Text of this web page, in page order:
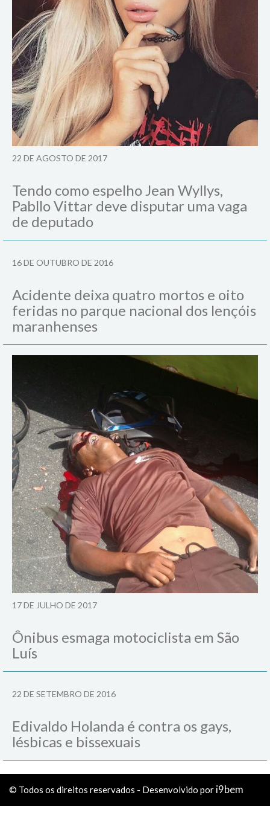
22 DE AGOSTO DE 2017
Tendo como espelho Jean Wyllys,
Pabllo Vittar deve disputar uma vaga
de deputado
16 DE OUTUBRO DE 2016
Acidente deixa quatro mortos e oito
feridas no parque nacional dos lençóis
maranhenses
17 DE JULHO DE 2017
Ônibus esmaga motociclista em São
Luís
22 DE SETEMBRO DE 2016
Edivaldo Holanda é contra os gays,
lésbicas e bissexuais
© Todos os direitos reservados - Desenvolvido por i9bem